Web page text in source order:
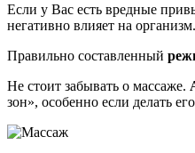
Если у Вас есть вредные
негативно влияет на организм.
Правильно составленный
Не стоит забывать о массаже.
зон», особенно если делать